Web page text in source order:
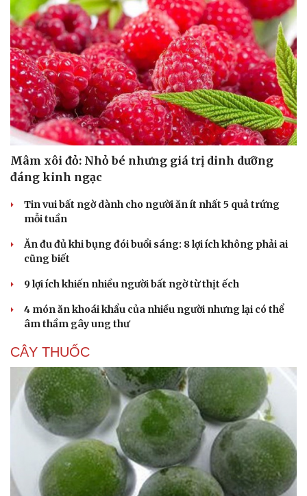
Mâm xôi đỏ: Nhỏ bé nhưng giá trị dinh dưỡng
đáng kinh ngạc
Tin vui bất ngờ dành cho người ăn ít nhất 5 quả trứng
mỗi tuần
Ăn đu đủ khi bụng đói buổi sáng: 8 lợi ích không phải ai
cũng biết
9 lợi ích khiến nhiều người bất ngờ từ thịt ếch
4 món ăn khoái khẩu của nhiều người nhưng lại có thể
âm thầm gây ung thư
CÂY THUỐC